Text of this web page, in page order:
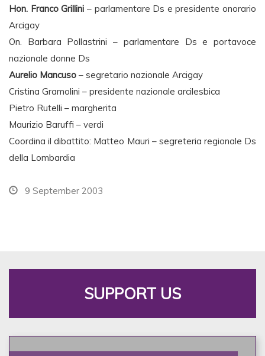
Hon. Franco Grillini – parlamentare Ds e presidente onorario
Arcigay
On. Barbara Pollastrini – parlamentare Ds e portavoce
nazionale donne Ds
Aurelio Mancuso – segretario nazionale Arcigay
Cristina Gramolini – presidente nazionale arcilesbica
Pietro Rutelli – margherita
Maurizio Baruffi – verdi
Coordina il dibattito: Matteo Mauri – segreteria regionale Ds
della Lombardia
9 September 2003
SUPPORT US